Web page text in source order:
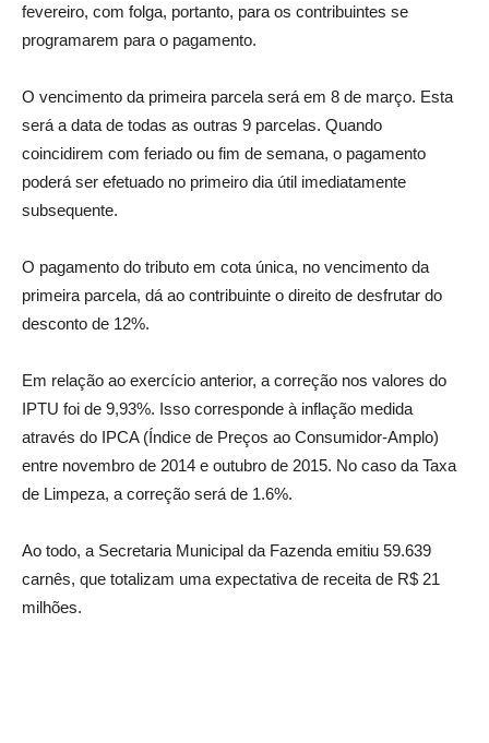
fevereiro, com folga, portanto, para os contribuintes se
programarem para o pagamento.
O vencimento da primeira parcela será em 8 de março. Esta
será a data de todas as outras 9 parcelas. Quando
coincidirem com feriado ou fim de semana, o pagamento
poderá ser efetuado no primeiro dia útil imediatamente
subsequente.
O pagamento do tributo em cota única, no vencimento da
primeira parcela, dá ao contribuinte o direito de desfrutar do
desconto de 12%.
Em relação ao exercício anterior, a correção nos valores do
IPTU foi de 9,93%. Isso corresponde à inflação medida
através do IPCA (Índice de Preços ao Consumidor-Amplo)
entre novembro de 2014 e outubro de 2015. No caso da Taxa
de Limpeza, a correção será de 1.6%.
Ao todo, a Secretaria Municipal da Fazenda emitiu 59.639
carnês, que totalizam uma expectativa de receita de R$ 21
milhões.